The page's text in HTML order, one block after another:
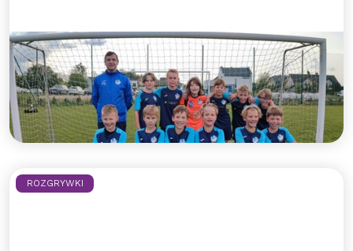
Drużyna rocznika 2012 wraca na
zwycięskie tory!
Kolejne ligowe zwycięstwo rocznika 2012!
Czytaj więcej >>
ROZGRYWKI